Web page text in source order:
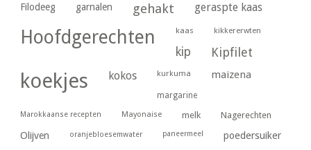
Filodeeg garnalen gehakt geraspte kaas
Hoofdgerechten kaas kikkererwten
kip Kipfilet
koekjes kokos kurkuma maizena
margarine
Marokkaanse recepten Mayonaise melk Nagerechten
Olijven oranjebloesemwater paneermeel poedersuiker